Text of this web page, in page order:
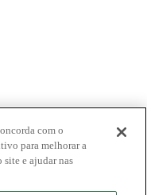
com o
para melhorar a
site e ajudar nas